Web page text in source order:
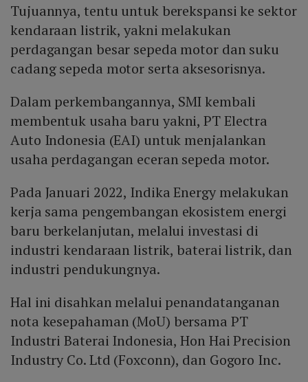
Tujuannya, tentu untuk berekspansi ke sektor
kendaraan listrik, yakni melakukan
perdagangan besar sepeda motor dan suku
cadang sepeda motor serta aksesorisnya.
Dalam perkembangannya, SMI kembali
membentuk usaha baru yakni, PT Electra
Auto Indonesia (EAI) untuk menjalankan
usaha perdagangan eceran sepeda motor.
Pada Januari 2022, Indika Energy melakukan
kerja sama pengembangan ekosistem energi
baru berkelanjutan, melalui investasi di
industri kendaraan listrik, baterai listrik, dan
industri pendukungnya.
Hal ini disahkan melalui penandatanganan
nota kesepahaman (MoU) bersama PT
Industri Baterai Indonesia, Hon Hai Precision
Industry Co. Ltd (Foxconn), dan Gogoro Inc.